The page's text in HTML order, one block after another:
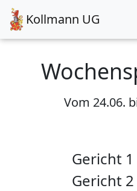
Kollmann UG
Vom 24.06.
Gericht
Gericht